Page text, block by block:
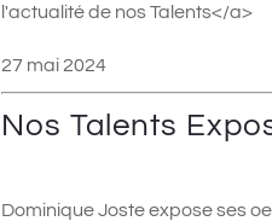
l'actualité de nos Talents</a>
27 mai 2024
Nos Talents
Dominique Joste expose ses